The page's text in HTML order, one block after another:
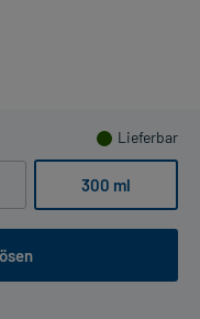
Lieferbar
300 ml